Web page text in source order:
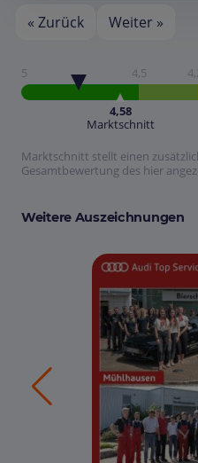
« Zurück Weiter »
5 4,5
4,58
Marktschnitt
Marktschnitt stellt einen
Gesamtbewertung des hier
Weitere Auszeichnungen